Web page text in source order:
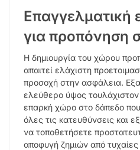
Επαγγελματική
για προπόνηση
Η δημιουργία του χώρου
απαιτεί ελάχιστη
προσοχή στην ασφάλεια.
ελεύθερο ύψος
επαρκή χώρο στο δάπεδο
όλες τις κατευθύνσεις και
να τοποθετήσετε
αποφυγή ζημιών από